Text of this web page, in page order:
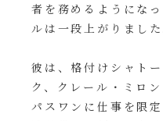
者を務めるようにな
ルは一段上がりました
彼は、格付けシャト
ク、クレール・ミロ
パスワンに仕事を限